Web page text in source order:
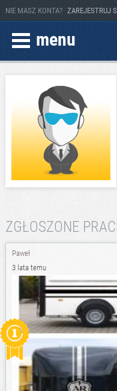
NIE MASZ KONTA? ZAREJESTRUJ
menu
ZGŁOSZONE
Paweł
3 lata temu